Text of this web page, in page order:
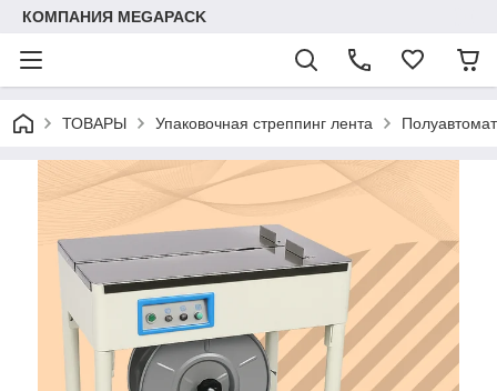
КОМПАНИЯ MEGAPACK
ТОВАРЫ Упаковочная стреппинг лента